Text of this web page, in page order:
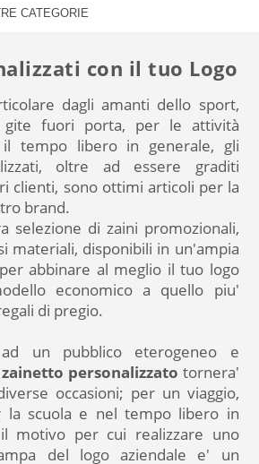
CATEGORIE
con il tuo Logo
dagli amanti dello sport,
gite fuori porta, per le attività
il tempo libero in generale, gli
oltre ad essere graditi
clienti, sono ottimi articoli per la
brand.
selezione di zaini promozionali,
materiali, disponibili in un'ampia
abbinare al meglio il tuo logo
economico a quello piu'
di pregio.
un pubblico eterogeneo e
zainetto personalizzato tornera'
occasioni; per un viaggio,
scuola e nel tempo libero in
motivo per cui realizzare uno
del logo aziendale e' un